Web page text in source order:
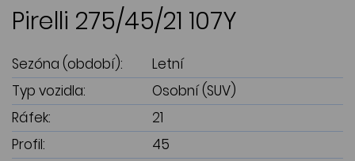
Pirelli 275/45/21 107Y
Sezóna (období):
Letní
Typ vozidla:
Osobní (SUV)
Ráfek:
21
Profil:
45